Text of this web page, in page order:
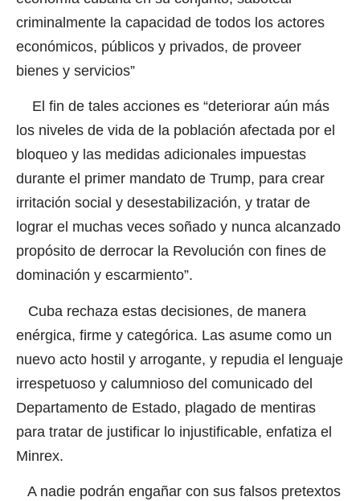
criminalmente la capacidad de todos los actores
económicos, públicos y privados, de proveer
bienes y servicios”
El fin de tales acciones es “deteriorar aún más
los niveles de vida de la población afectada por el
bloqueo y las medidas adicionales impuestas
durante el primer mandato de Trump, para crear
irritación social y desestabilización, y tratar de
lograr el muchas veces soñado y nunca alcanzado
propósito de derrocar la Revolución con fines de
dominación y escarmiento”.
Cuba rechaza estas decisiones, de manera
enérgica, firme y categórica. Las asume como un
nuevo acto hostil y arrogante, y repudia el lenguaje
irrespetuoso y calumnioso del comunicado del
Departamento de Estado, plagado de mentiras
para tratar de justificar lo injustificable, enfatiza el
Minrex.
A nadie podrán engañar con sus falsos pretextos